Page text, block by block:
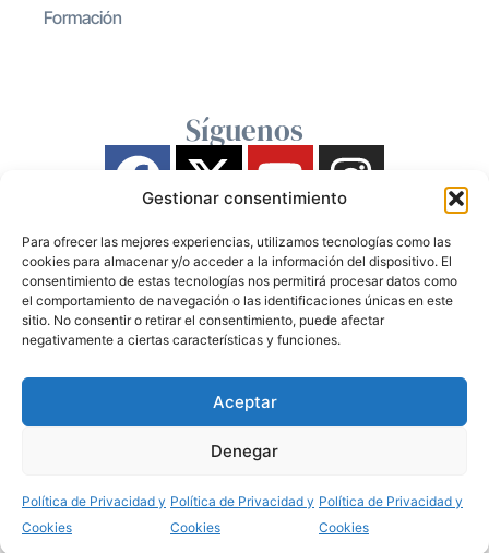
Gestionar consentimiento
Para ofrecer las mejores experiencias, utilizamos tecnologías como las
cookies para almacenar y/o acceder a la información del dispositivo. El
consentimiento de estas tecnologías nos permitirá procesar datos como
el comportamiento de navegación o las identificaciones únicas en este
sitio. No consentir o retirar el consentimiento, puede afectar
negativamente a ciertas características y funciones.
Aceptar
Denegar
Política de Privacidad y
Cookies
Política de Privacidad y
Cookies
Política de Privacidad y
Cookies
Formación
Síguenos